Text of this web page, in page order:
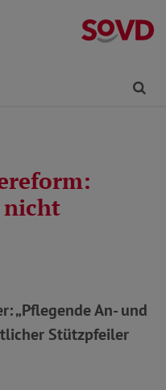
nicht
„Pflegende An- und
Stützpfeiler